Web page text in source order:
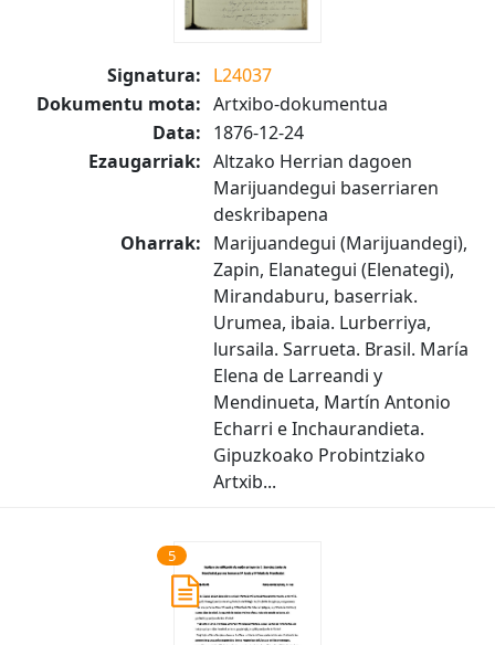
Signatura: L24037
Dokumentu mota: Artxibo-dokumentua
Data: 1876-12-24
Ezaugarriak: Altzako Herrian dagoen
Marijuandegui baserriaren
deskribapena
Oharrak: Marijuandegui (Marijuandegi),
Zapin, Elanategui (Elenategi),
Mirandaburu, baserriak.
Urumea, ibaia. Lurberriya,
lursaila. Sarrueta. Brasil. María
Elena de Larreandi y
Mendinueta, Martín Antonio
Echarri e Inchaurandieta.
Gipuzkoako Probintziako
Artxib...
5